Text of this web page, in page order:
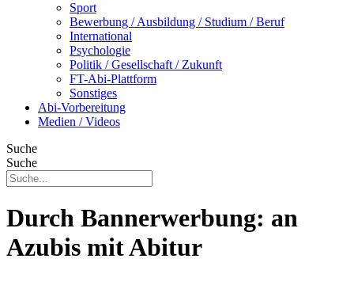
Sport
Bewerbung / Ausbildung / Studium / Beruf
International
Psychologie
Politik / Gesellschaft / Zukunft
FT-Abi-Plattform
Sonstiges
Abi-Vorbereitung
Medien / Videos
Suche
Suche
Durch Bannerwerbung: an
Azubis mit Abitur